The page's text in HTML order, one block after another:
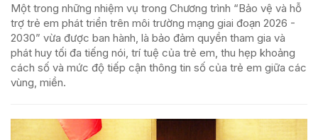
Một trong những nhiệm vụ trong Chương trình “Bảo vệ và hỗ
trợ trẻ em phát triển trên môi trường mạng giai đoạn 2026 -
2030” vừa được ban hành, là bảo đảm quyền tham gia và
phát huy tối đa tiếng nói, trí tuệ của trẻ em, thu hẹp khoảng
cách số và mức độ tiếp cận thông tin số của trẻ em giữa các
vùng, miền.